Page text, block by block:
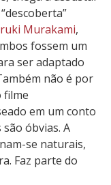
Murakami,
fossem um
ser adaptado
não é por
filme
em um conto
óbvias. A
se naturais,
Faz parte do